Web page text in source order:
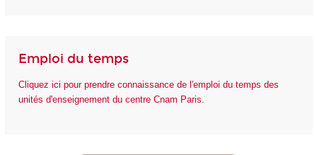
Emploi du temps
Cliquez ici pour prendre connaissance de l'emploi du temps des
unités d'enseignement du centre Cnam Paris.